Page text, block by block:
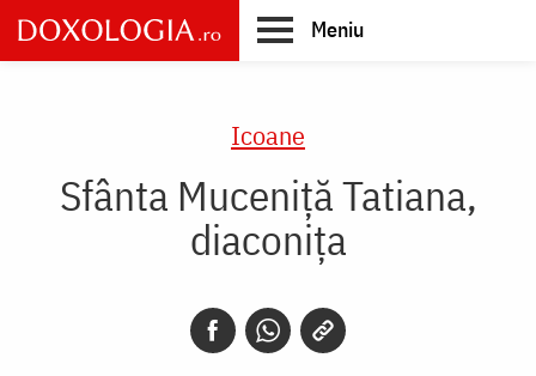
Skip
to
main
Meniu
Icoane
Sfânta Muceniță Tatiana,
diaconița